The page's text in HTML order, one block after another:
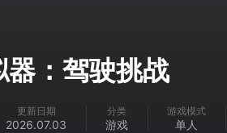
：驾驶挑战
更新日期
2026.07.03
分类
游戏
游戏模式
单人